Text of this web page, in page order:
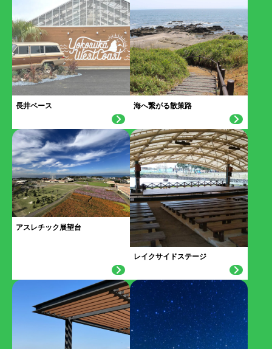
長井ベース 海へ繋がる散策路
アスレチック展望台
レイクサイドステージ